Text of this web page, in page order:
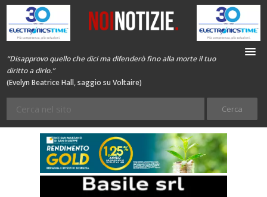
“Disapprovo quello che dici ma difenderò fino alla morte il tuo
diritto a dirlo.”
(Evelyn Beatrice Hall, saggio su Voltaire)